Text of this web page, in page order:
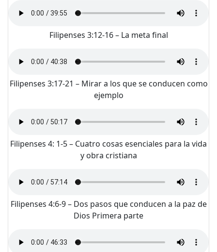
Filipenses 3:12-16 – La meta final
Filipenses 3:17-21 – Mirar a los que se conducen como
ejemplo
Filipenses 4: 1-5 – Cuatro cosas esenciales para la vida
y obra cristiana
Filipenses 4:6-9 – Dos pasos que conducen a la paz de
Dios Primera parte